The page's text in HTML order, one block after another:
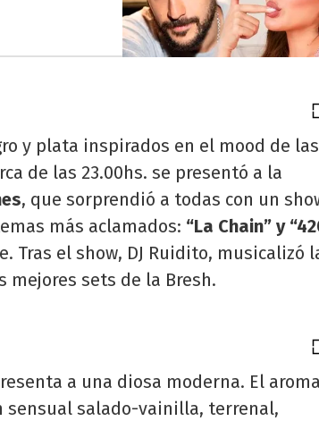
y plata inspirados en el mood de las
de las 23.00hs. se presentó a la
, que sorprendió a todas con un
más aclamados: “La Chain” y
Tras el show, DJ Ruidito, musicalizó
sets de la Bresh.
a una diosa moderna. El aroma
sensual salado-vainilla, terrenal,